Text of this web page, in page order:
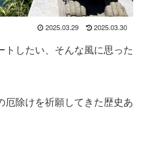
2025.03.29 2025.03.30
したい、そんな風に思った
厄除けを祈願してきた歴史あ